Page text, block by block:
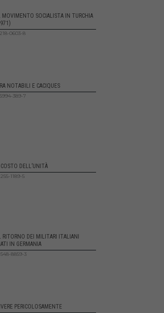
MOVIMENTO SOCIALISTA IN TURCHIA
0603-8
NOTABILI E CACIQUES
389-7
COSTO DELL’UNITÀ
1189-5
RITORNO DEI MILITARI ITALIANI
IN GERMANIA
8859-3
PERICOLOSAMENTE